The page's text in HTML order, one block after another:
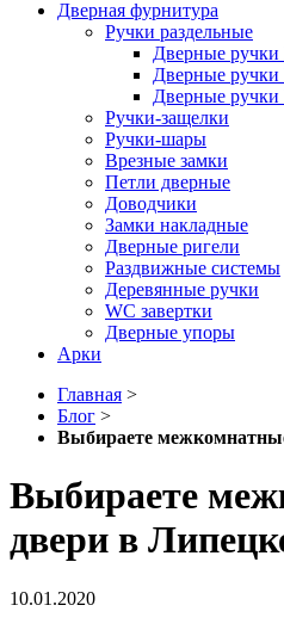
Дверная фурнитура
Ручки раздельные
Дверные ручки
Дверные ручки
Дверные ручки
Ручки-защелки
Ручки-шары
Врезные замки
Петли дверные
Доводчики
Замки накладные
Дверные ригели
Раздвижные системы
Деревянные ручки
WC завертки
Дверные упоры
Арки
Главная >
Блог >
Выбираете
Выбираете
двери в
10.01.2020